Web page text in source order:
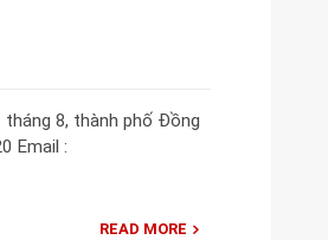
8, thành phố Đồng
Email :
READ MORE